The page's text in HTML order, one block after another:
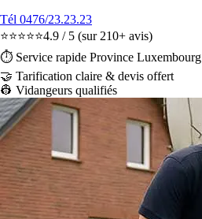
Tél 0476/23.23.23
⭐⭐⭐⭐⭐4.9 / 5 (sur 210+ avis)
⏱️ Service rapide Province Luxembourg
🤝 Tarification claire & devis offert
👷 Vidangeurs qualifiés